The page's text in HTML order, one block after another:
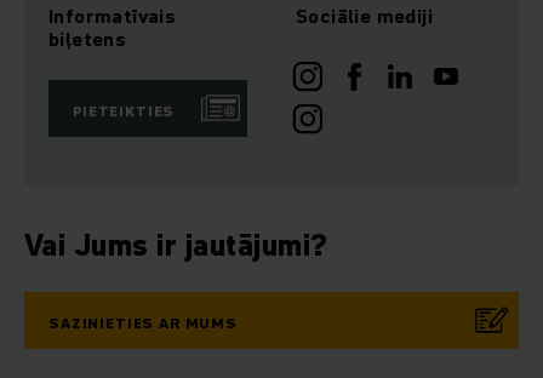
Informatīvais
biļetens
PIETEIKTIES
Sociālie mediji
Vai Jums ir jautājumi?
SAZINIETIES AR MUMS